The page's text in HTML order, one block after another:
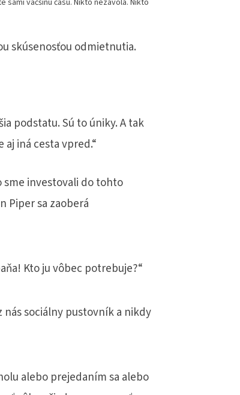
väčšinu času. Nikto nezavolá. Nikto
skúsenosťou odmietnutia.
podstatu. Sú to úniky. A tak
iná cesta vpred.“
sme investovali do tohto
Piper sa zaoberá
Kto ju vôbec potrebuje?“
nás sociálny pustovník a nikdy
alebo prejedaním sa alebo